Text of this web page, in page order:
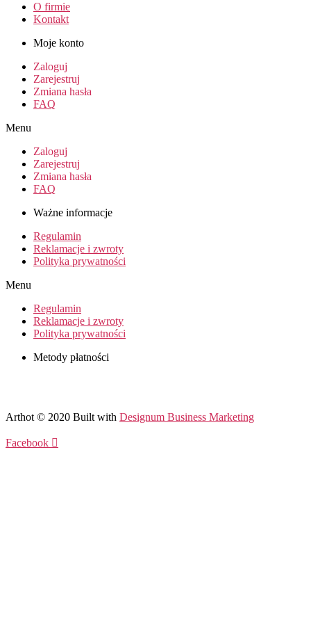
O firmie
Kontakt
Moje konto
Zaloguj
Zarejestruj
Zmiana hasła
FAQ
Menu
Zaloguj
Zarejestruj
Zmiana hasła
FAQ
Ważne informacje
Regulamin
Reklamacje i zwroty
Polityka prywatności
Menu
Regulamin
Reklamacje i zwroty
Polityka prywatności
Metody płatności
Arthot © 2020 Built with Designum Business Marketing
Facebook